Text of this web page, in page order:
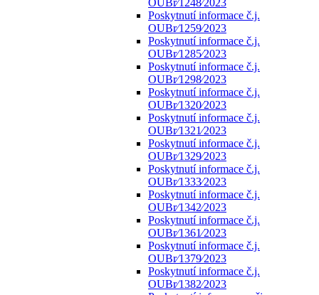
OUBr⁄1248⁄2023
Poskytnutí informace č.j.
OUBr⁄1259⁄2023
Poskytnutí informace č.j.
OUBr⁄1285⁄2023
Poskytnutí informace č.j.
OUBr⁄1298⁄2023
Poskytnutí informace č.j.
OUBr⁄1320⁄2023
Poskytnutí informace č.j.
OUBr⁄1321⁄2023
Poskytnutí informace č.j.
OUBr⁄1329⁄2023
Poskytnutí informace č.j.
OUBr⁄1333⁄2023
Poskytnutí informace č.j.
OUBr⁄1342⁄2023
Poskytnutí informace č.j.
OUBr⁄1361⁄2023
Poskytnutí informace č.j.
OUBr⁄1379⁄2023
Poskytnutí informace č.j.
OUBr⁄1382⁄2023